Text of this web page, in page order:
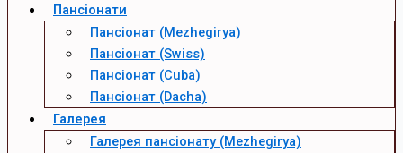
Пансіонати
Пансіонат (Mezhegirya)
Пансіонат (Swiss)
Пансіонат (Cuba)
Пансіонат (Dacha)
Галерея
Галерея пансіонату (Mezhegirya)